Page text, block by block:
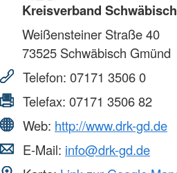
Kreisverband
Weißensteiner Straße 40
73525 Schwäbisch Gmünd
Telefon: 07171 3506 0
Telefax: 07171 3506 82
Web: http://www.drk-gd.de
E-Mail: info@drk-gd.de